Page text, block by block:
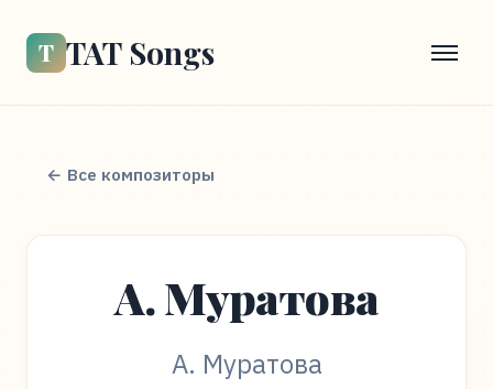
Т TAT Songs
← Все композиторы
А. Муратова
А. Муратова